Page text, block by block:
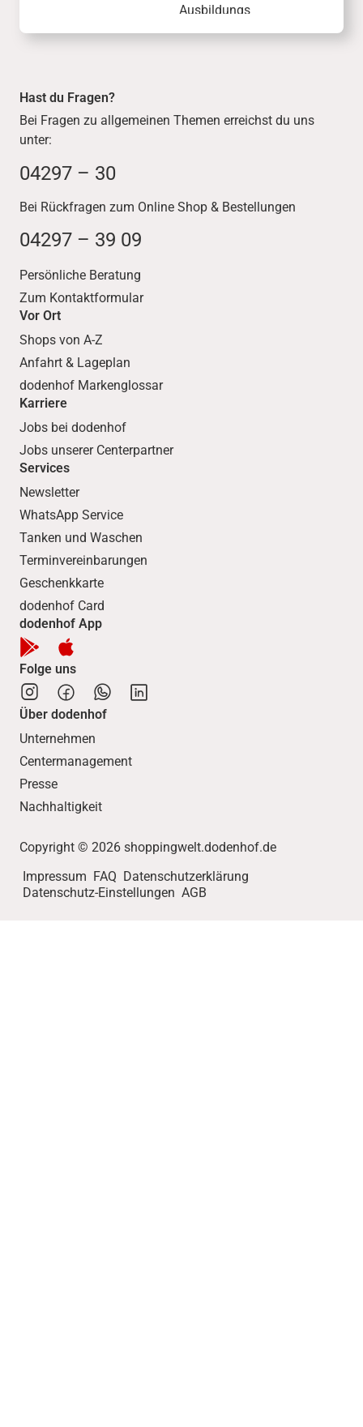
dodenhof aus
Ausbildungs
betrieb“: Mit
Ausbildungs
Hast du Fragen?
Bei Fragen zu allgemeinen Themen erreichst du uns
unter:
04297 – 30
Bei Rückfragen zum Online Shop & Bestellungen
04297 – 39 09
Persönliche Beratung
Zum Kontaktformular
Vor Ort
Shops von A-Z
Anfahrt & Lageplan
dodenhof Markenglossar
Karriere
Jobs bei dodenhof
Jobs unserer Centerpartner
Services
Newsletter
WhatsApp Service
Tanken und Waschen
Terminvereinbarungen
Geschenkkarte
dodenhof Card
dodenhof App
Folge uns
Über dodenhof
Unternehmen
Centermanagement
Presse
Nachhaltigkeit
Copyright © 2026 shoppingwelt.dodenhof.de
Impressum FAQ Datenschutzerklärung
Datenschutz-Einstellungen AGB